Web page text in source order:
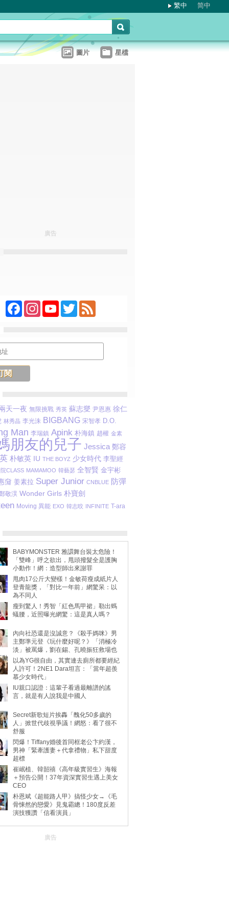
繁中 简中
圖片 星檔
廣告
FacebookInstagramYouTubeTwitterFeed
天一夜 無限挑戰 秀英 蘇志燮 尹恩惠 徐仁
林秀晶 李光洙 BIGBANG 宋智孝 D.O.
Man 李瑞鎮 Apink 朴海鎮 趙權 金素
朋友的兒子 Jessica 鄭容
朴敏英 IU THE BOYZ 少女時代 李聖經
CLASS MAMAMOO 韓藝瑟 全智賢 金宇彬
奫 姜素拉 Super Junior CNBLUE 防彈
敬淏 Wonder Girls 朴寶劍
Moving 異能 EXO 韓志旼 INFINITE T-ara
BABYMONSTER 雅譞舞台裝太危險！
「雙峰」呼之欲出，甩頭撥髮全是護胸
小動作！網：造型師出來謝罪
甩肉17公斤大變樣！金敏荷瘦成紙片人
登青龍獎，「對比一年前」網驚呆：以
為不同人
瘦到驚人！秀智「紅色馬甲裙」勒出螞
蟻腰，近照曝光網驚：這是真人嗎？
內向社恐還是沒誠意？《殺手媽咪》男
主鄭準元登《玩什麼好呢？》「消極冷
淡」被罵爆，劉在錫、孔曉振狂救場也
動
以為YG很自由，其實連去廁所都要經紀
人許可！2NE1 Dara坦言：「當年超羨
慕少女時代」
IU親口認證：這輩子看過最離譜的謠
言，就是有人說我是中國人
Secret新歌短片挨轟「醜化50多歲的
人」掀世代歧視爭議！網怒：看了很不
舒服
閃爆！Tiffany婚後首同框老公卞約漢，
男神「緊牽護妻＋代拿禮物」私下甜度
超標
崔岷植、韓韶禧《高年級實習生》海報
＋預告公開！37年資深實習生遇上美女
CEO
朴恩斌《超能路人甲》搞怪少女→《毛
骨悚然的戀愛》見鬼霸總！180度反差
演技獲讚「信看演員」
廣告